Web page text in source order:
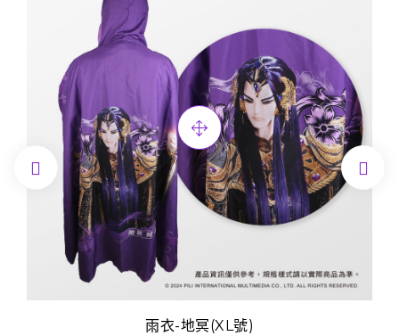
雨衣-地冥(XL號)
 